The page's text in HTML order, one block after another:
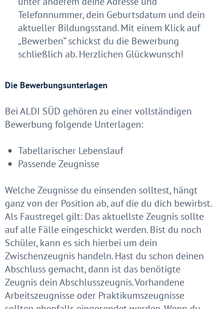
Telefonnummer, dein Geburtsdatum und dein
aktueller Bildungsstand. Mit einem Klick auf
„Bewerben” schickst du die Bewerbung
schließlich ab. Herzlichen Glückwunsch!
Die Bewerbungsunterlagen
Bei ALDI SÜD gehören zu einer vollständigen
Bewerbung folgende Unterlagen:
Tabellarischer Lebenslauf
Passende Zeugnisse
Welche Zeugnisse du einsenden solltest, hängt
ganz von der Position ab, auf die du dich bewirbst.
Als Faustregel gilt: Das aktuellste Zeugnis sollte
auf alle Fälle eingeschickt werden. Bist du noch
Schüler, kann es sich hierbei um dein
Zwischenzeugnis handeln. Hast du schon deinen
Abschluss gemacht, dann ist das benötigte
Zeugnis dein Abschlusszeugnis. Vorhandene
Arbeitszeugnisse oder Praktikumszeugnisse